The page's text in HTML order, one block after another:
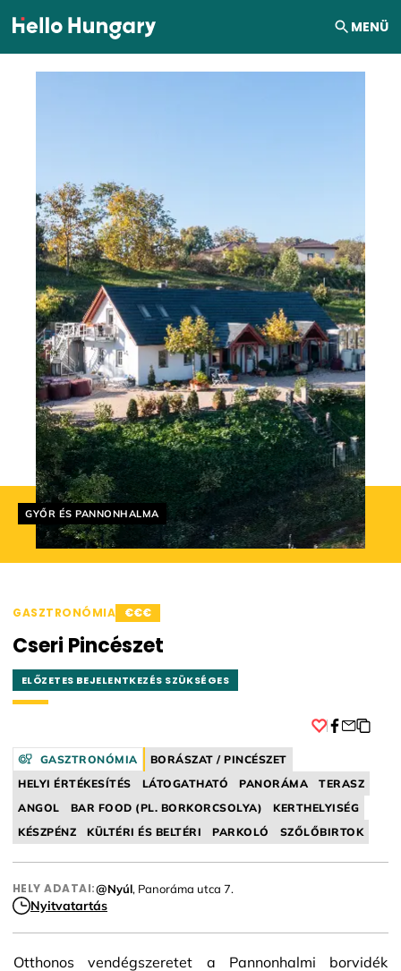
Ugrás a tartalomhoz MENÜ
Helyszín címkék:
GYŐR ÉS PANNONHALMA
GASZTRONÓMIA €€€
Cseri Pincészet
ELŐZETES BEJELENTKEZÉS SZÜKSÉGES
GASZTRONÓMIA
BORÁSZAT / PINCÉSZET
HELYI ÉRTÉKESÍTÉS
LÁTOGATHATÓ PANORÁMA
TERASZ
ANGOL
BAR FOOD (PL. BORKORCSOLYA)
KERTHELYISÉG
KÉSZPÉNZ
KÜLTÉRI ÉS BELTÉRI PARKOLÓ SZŐLŐBIRTOK
HELY ADATAI:@Nyúl, Panoráma utca 7.
Nyitvatartás
Otthonos vendégszeretet a Pannonhalmi borvidék